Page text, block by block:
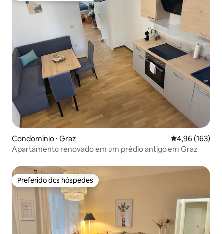
Condomínio ⋅ Graz 4,96 de uma
4,96 (163)
Apartamento renovado em um prédio antigo em Graz
Preferido dos hóspedes
Preferido dos hóspedes